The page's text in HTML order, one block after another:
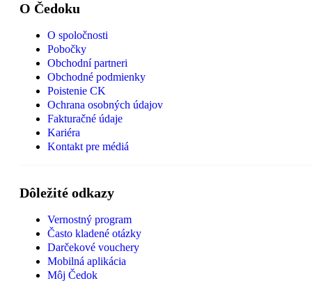
O Čedoku
O spoločnosti
Pobočky
Obchodní partneri
Obchodné podmienky
Poistenie CK
Ochrana osobných údajov
Fakturačné údaje
Kariéra
Kontakt pre médiá
Dôležité odkazy
Vernostný program
Často kladené otázky
Darčekové vouchery
Mobilná aplikácia
Môj Čedok